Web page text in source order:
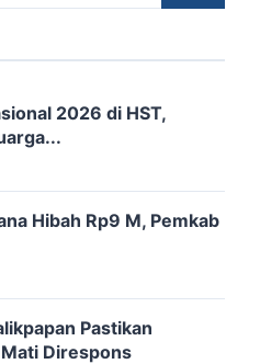
2026 di HST,
Hibah Rp9 M, ‎Pemkab
Pastikan
Mati Direspons